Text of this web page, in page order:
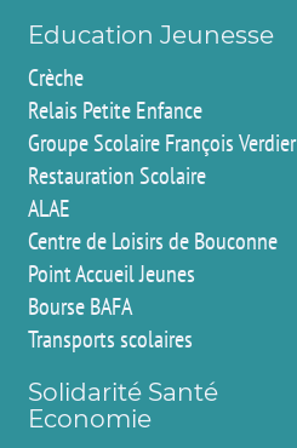
Education Jeunesse
Crèche
Relais Petite Enfance
Groupe Scolaire François Verdier
Restauration Scolaire
ALAE
Centre de Loisirs de Bouconne
Point Accueil Jeunes
Bourse BAFA
Transports scolaires
Solidarité Santé
Economie